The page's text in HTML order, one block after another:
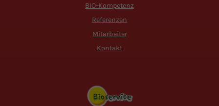
BIO-Kompetenz
Referenzen
Mitarbeiter
Kontakt